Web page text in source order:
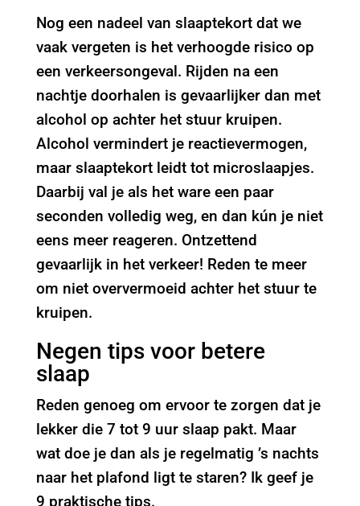
Nog een nadeel van slaaptekort dat we
vaak vergeten is het verhoogde risico op
een verkeersongeval. Rijden na een
nachtje doorhalen is gevaarlijker dan met
alcohol op achter het stuur kruipen.
Alcohol vermindert je reactievermogen,
maar slaaptekort leidt tot microslaapjes.
Daarbij val je als het ware een paar
seconden volledig weg, en dan kún je niet
eens meer reageren. Ontzettend
gevaarlijk in het verkeer! Reden te meer
om niet oververmoeid achter het stuur te
kruipen.
Negen tips voor betere
slaap
Reden genoeg om ervoor te zorgen dat je
lekker die 7 tot 9 uur slaap pakt. Maar
wat doe je dan als je regelmatig ’s nachts
naar het plafond ligt te staren? Ik geef je
9 praktische tips.